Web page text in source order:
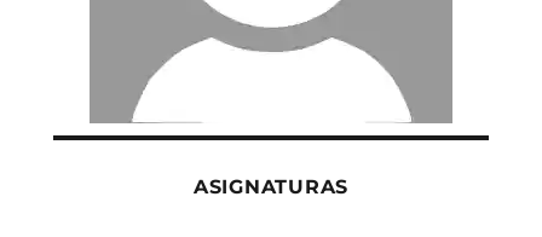
ASIGNATURAS